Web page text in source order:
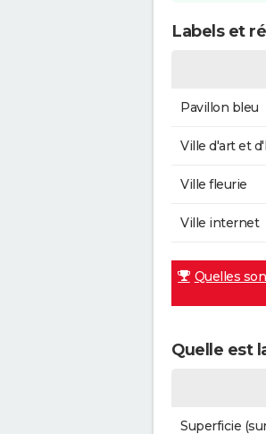
Labels et
Pavillon bleu
Ville d'art et
Ville fleurie
Ville internet
Quelles
Quelle est
Superficie